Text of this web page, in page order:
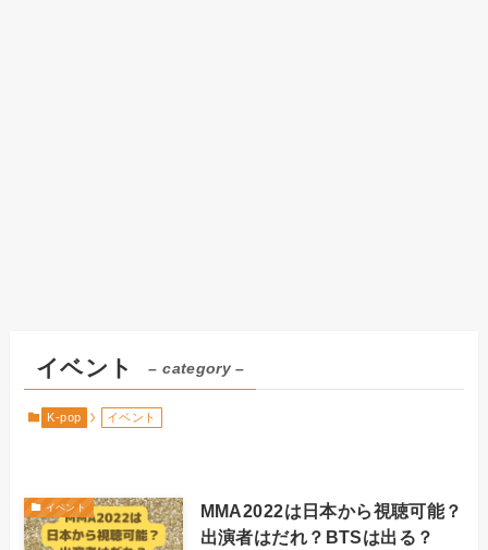
イベント – category –
K-pop イベント
イベント
MMA2022は日本から視聴可能？
出演者はだれ？BTSは出る？